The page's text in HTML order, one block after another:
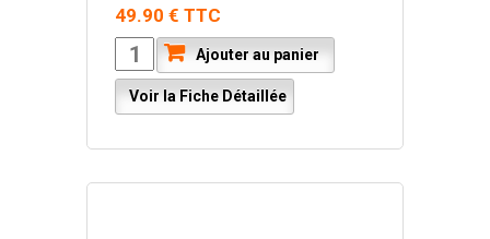
49.90 € TTC
Ajouter au panier
Voir la Fiche Détaillée